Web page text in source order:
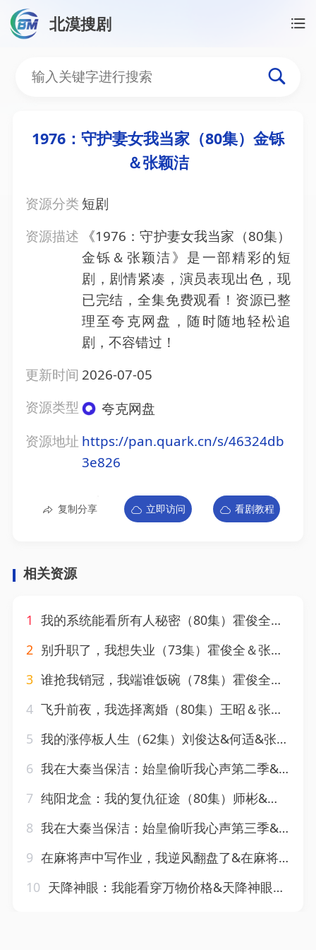
北漠搜剧
1976：守护妻女我当家
1976：守护妻女我当家（80集）金铄
＆张颖洁
资源分类 短剧
资源描述
《1976：守护妻女我当家（80集）
金铄＆张颖洁》是一部精彩的短
剧，剧情紧凑，演员表现出色，现
已完结，全集免费观看！资源已整
理至夸克网盘，随时随地轻松追
剧，不容错过！
更新时间 2026-07-05
资源类型
夸克网盘
资源地址 https://pan.quark.cn/s/46324db
3e826
复制分享 立即访问 看剧教程
相关资源
1 我的系统能看所有人秘密（80集）霍俊全＆张颖洁＆李林芝
2 别升职了，我想失业（73集）霍俊全＆张颖洁
3 谁抢我销冠，我端谁饭碗（78集）霍俊全＆张颖洁
4 飞升前夜，我选择离婚（80集）王昭＆张颖洁
5 我的涨停板人生（62集）刘俊达&何适&张颖洁
6 我在大秦当保洁：始皇偷听我心声第二季&我在大秦当保洁始皇偷听我心声第二季（70集）AI短剧
7 纯阳龙盒：我的复仇征途（80集）师彬&吕洁
8 我在大秦当保洁：始皇偷听我心声第三季&我在大秦当保洁始皇偷听我心声第三季（96集）AI短剧
9 在麻将声中写作业，我逆风翻盘了&在麻将声中写作业我逆风翻盘了（60集）张颖菲＆胡文乐
10 天降神眼：我能看穿万物价格&天降神眼我能看穿万物价格（80集）金铄＆郭虹